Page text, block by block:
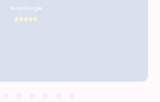
Avis Google
*****